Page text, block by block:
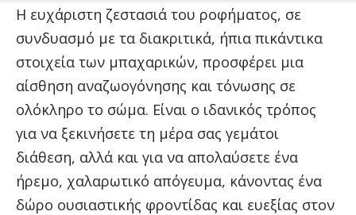
Η ευχάριστη ζεστασιά του ροφήματος, σε
συνδυασμό με τα διακριτικά, ήπια πικάντικα
στοιχεία των μπαχαρικών, προσφέρει μια
αίσθηση αναζωογόνησης και τόνωσης σε
ολόκληρο το σώμα. Είναι ο ιδανικός τρόπος
για να ξεκινήσετε τη μέρα σας γεμάτοι
διάθεση, αλλά και για να απολαύσετε ένα
ήρεμο, χαλαρωτικό απόγευμα, κάνοντας ένα
δώρο ουσιαστικής φροντίδας και ευεξίας στον